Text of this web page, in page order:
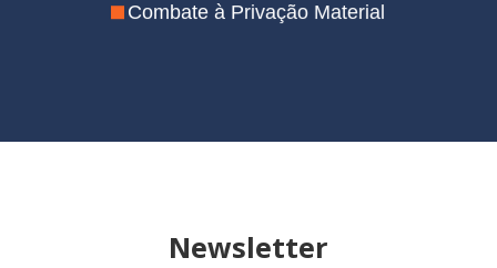
Combate à Privação Material
Newsletter